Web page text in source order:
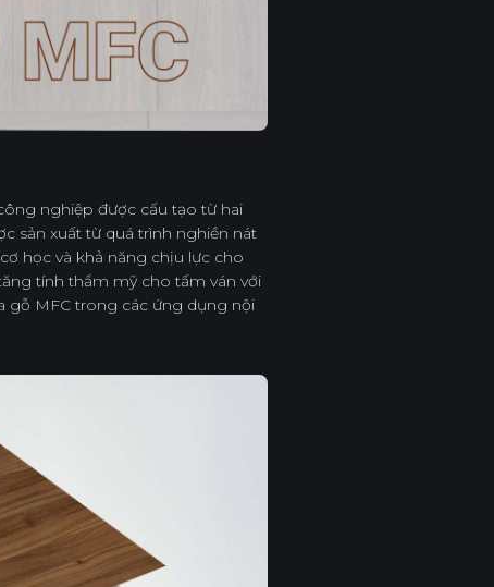
công nghiệp được cấu tạo từ hai
sản xuất từ quá trình nghiền nát
học và khả năng chịu lực cho
tính thẩm mỹ cho tấm ván với
gỗ MFC trong các ứng dụng nội